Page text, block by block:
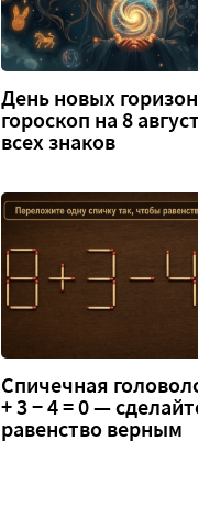
День новых
гороскоп на 8
всех знаков
Спичечная
+ 3 − 4 = 0 —
равенство верным